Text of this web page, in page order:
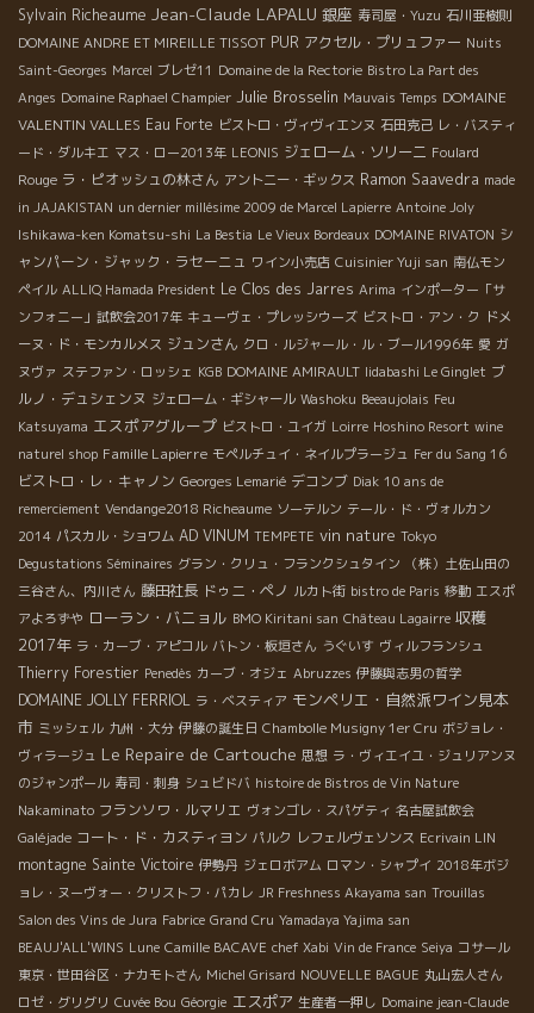
Sylvain Richeaume Jean-Claude LAPALU 銀座 寿司屋・Yuzu 石川亜樹則
DOMAINE ANDRE ET MIREILLE TISSOT PUR アクセル・プリュファー Nuits
Saint-Georges Marcel ブレゼ11 Domaine de la Rectorie Bistro La Part des
Anges Domaine Raphael Champier Julie Brosselin Mauvais Temps DOMAINE
VALENTIN VALLES Eau Forte ビストロ・ヴィヴィエンヌ 石田克己 レ・バスティ
ード・ダルキエ マス・ロー2013年 LEONIS ジェローム・ソリーニ Foulard
Rouge ラ・ピオッシュの林さん アントニー・ギックス Ramon Saavedra made
in JAJAKISTAN un dernier millésime 2009 de Marcel Lapierre Antoine Joly
Ishikawa-ken Komatsu-shi La Bestia Le Vieux Bordeaux DOMAINE RIVATON シ
ャンパーン・ジャック・ラセーニュ ワイン小売店 Cuisinier Yuji san 南仏モン
ペイル ALLIQ Hamada President Le Clos des Jarres Arima インポーター「サ
ンフォニー」試飲会2017年 キューヴェ・プレッシウーズ ビストロ・アン・ク ドメ
ーヌ・ド・モンカルメス ジュンさん クロ・ルジャール・ル・ブール1996年 愛 ガ
ヌヴァ ステファン・ロッシェ KGB DOMAINE AMIRAULT Iidabashi Le Ginglet ブ
ルノ・デュシェンヌ ジェローム・ギシャール Washoku Beeaujolais Feu
Katsuyama エスポアグループ ビストロ・ユイガ Loirre Hoshino Resort wine
naturel shop Famille Lapierre モペルチュイ・ネイルプラージュ Fer du Sang 16
ビストロ・レ・キャノン Georges Lemarié デコンブ Diak 10 ans de
remerciement Vendange2018 Richeaume ソーテルン テール・ド・ヴォルカン
2014 パスカル・ショワム AD VINUM TEMPETE vin nature Tokyo
Degustations Séminaires グラン・クリュ・フランクシュタイン
（株）土佐山田の
三谷さん、内川さん 藤田社長 ドゥニ・ペノ ルカト街 bistro de Paris 移動 エスポ
アよろずや ローラン・バニョル BMO Kiritani san Château Lagairre 収穫
2017年 ラ・カーブ・アピコル バトン・板垣さん うぐいす ヴィルフランシュ
Thierry Forestier Penedès カーブ・オジェ Abruzzes 伊藤與志男の哲学
DOMAINE JOLLY FERRIOL ラ・ベスティア モンペリエ・自然派ワイン見本
市 ミッシェル 九州・大分 伊藤の誕生日 Chambolle Musigny 1er Cru ボジョレ・
ヴィラージュ Le Repaire de Cartouche 思想 ラ・ヴィエイユ・ジュリアンヌ
のジャンポール 寿司・刺身 シュビドバ histoire de Bistros de Vin Nature
Nakaminato フランソワ・ルマリエ ヴォンゴレ・スパゲティ 名古屋試飲会
Galéjade コート・ド・カスティヨン パルク レフェルヴェソンス Ecrivain LIN
montagne Sainte Victoire 伊勢丹 ジェロボアム ロマン・シャプイ 2018年ボジ
ョレ・ヌーヴォー・クリストフ・パカレ JR Freshness Akayama san Trouillas
Salon des Vins de Jura Fabrice Grand Cru Yamadaya Yajima san
BEAUJ'ALL'WINS Lune Camille BACAVE chef Xabi Vin de France Seiya コサール
東京・世田谷区・ナカモトさん Michel Grisard NOUVELLE BAGUE 丸山宏人さん
ロゼ・グリグリ Cuvée Bou Géorgie エスポア 生産者一押し Domaine jean-Claude